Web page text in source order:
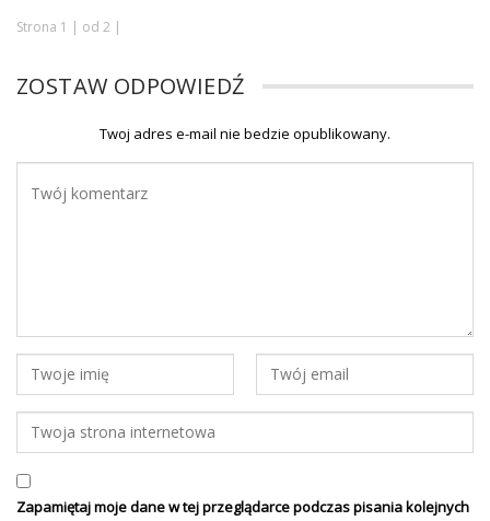
Strona 1 | od 2 |
ZOSTAW ODPOWIEDŹ
Twoj adres e-mail nie bedzie opublikowany.
Zapamiętaj moje dane w tej przeglądarce podczas pisania kolejnych